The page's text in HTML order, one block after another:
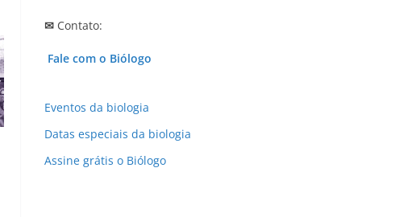
✉ Contato:
Fale com o Biólogo
Eventos da biologia
Datas especiais da biologia
Assine grátis o Biólogo